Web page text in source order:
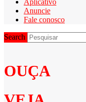
Anuncie
Fale conosco
Search
OUÇA